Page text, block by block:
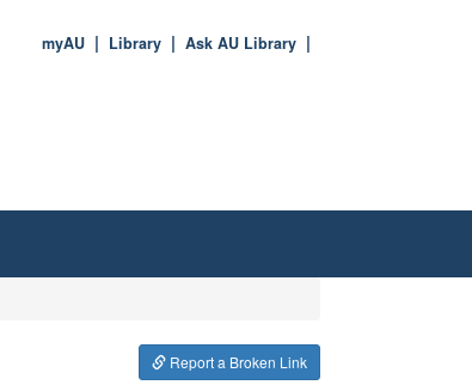
Ask AU Library
Library
myAU
Report a Broken Link